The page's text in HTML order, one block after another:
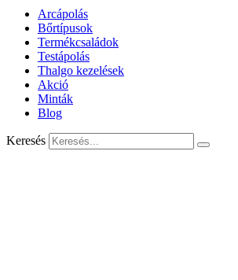
Arcápolás
Bőrtípusok
Termékcsaládok
Testápolás
Thalgo kezelések
Akció
Minták
Blog
Keresés